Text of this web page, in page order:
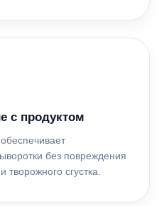
с продуктом
без повреждения
творожного сгустка.